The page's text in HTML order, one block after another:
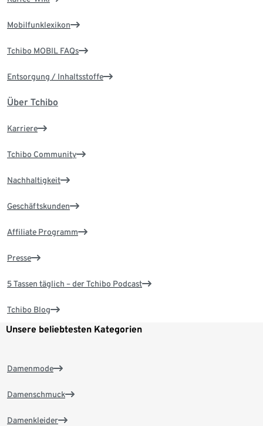
Mobilfunklexikon
Tchibo MOBIL FAQs
Entsorgung / Inhaltsstoffe
Über Tchibo
Karriere
Tchibo Community
Nachhaltigkeit
Geschäftskunden
Affiliate Programm
Presse
5 Tassen täglich – der Tchibo Podcast
Tchibo Blog
Unsere beliebtesten Kategorien
Damenmode
Damenschmuck
Damenkleider